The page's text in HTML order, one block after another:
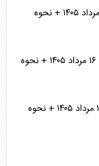
جدول قطعی برق استان البرز فردا جمعه ۱۶ مرداد ۱۴۰۵ + نحوه
جدول قطعی برق استان اصفهان فردا جمعه ۱۶ مرداد ۱۴۰۵ + نحوه
جدول قطعی برق استان گیلان فردا جمعه ۱۶ مرداد ۱۴۰۵ + نحوه